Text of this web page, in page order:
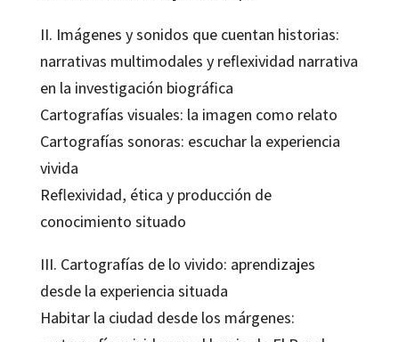
II. Imágenes y sonidos que cuentan historias:
narrativas multimodales y reflexividad narrativa
en la investigación biográfica
Cartografías visuales: la imagen como relato
Cartografías sonoras: escuchar la experiencia
vivida
Reflexividad, ética y producción de
conocimiento situado
III. Cartografías de lo vivido: aprendizajes
desde la experiencia situada
Habitar la ciudad desde los márgenes: